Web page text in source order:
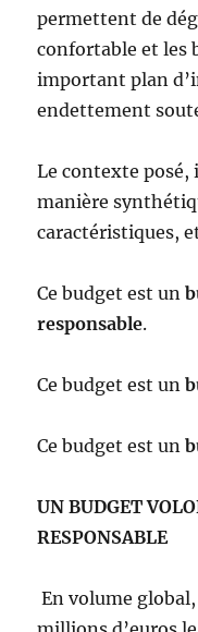
permettent de
confortable et les
important plan
endettement
Le contexte posé,
manière
caractéristiques,
Ce budget est un
responsable.
Ce budget est un
Ce budget est un
UN BUDGET
RESPONSABLE
En volume